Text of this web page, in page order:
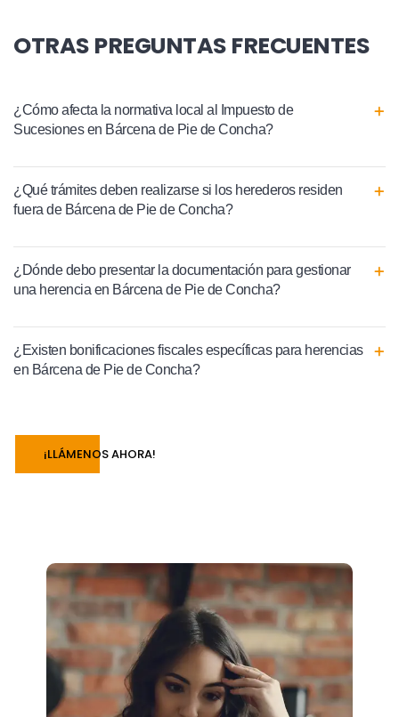
OTRAS PREGUNTAS FRECUENTES
¿Cómo afecta la normativa local al Impuesto de
Sucesiones en Bárcena de Pie de Concha?
¿Qué trámites deben realizarse si los herederos residen
fuera de Bárcena de Pie de Concha?
¿Dónde debo presentar la documentación para gestionar
una herencia en Bárcena de Pie de Concha?
¿Existen bonificaciones fiscales específicas para herencias
en Bárcena de Pie de Concha?
¡LLÁMENOS AHORA!